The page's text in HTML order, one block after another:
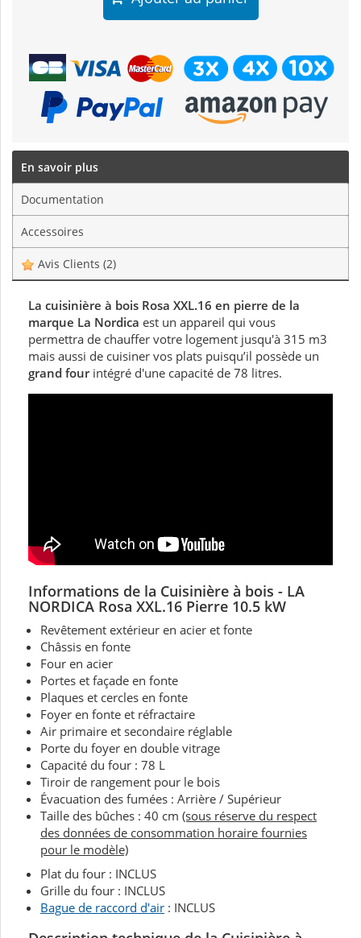
En savoir plus
Documentation
Accessoires
Avis Clients (2)
La cuisinière à bois Rosa XXL.16 en pierre de la
marque La Nordica est un appareil qui vous
permettra de chauffer votre logement jusqu'à 315 m3
mais aussi de cuisiner vos plats puisqu’il possède un
grand fourintégré d'une capacité de 78 litres.
Informations de la Cuisinière à bois - LA
NORDICA Rosa XXL.16 Pierre 10.5 kW
Revêtement extérieur en acier et fonte
Châssis en fonte
Four en acier
Portes et façade en fonte
Plaques et cercles en fonte
Foyer en fonte et réfractaire
Air primaire et secondaire réglable
Porte du foyer en double vitrage
Capacité du four : 78 L
Tiroir de rangement pour le bois
Évacuation des fumées : Arrière / Supérieur
Taille des bûches : 40 cm (sous réserve du respect
des données de consommation horaire fournies
pour le modèle)
Plat du four : INCLUS
Grille du four : INCLUS
Bague de raccord d'air : INCLUS